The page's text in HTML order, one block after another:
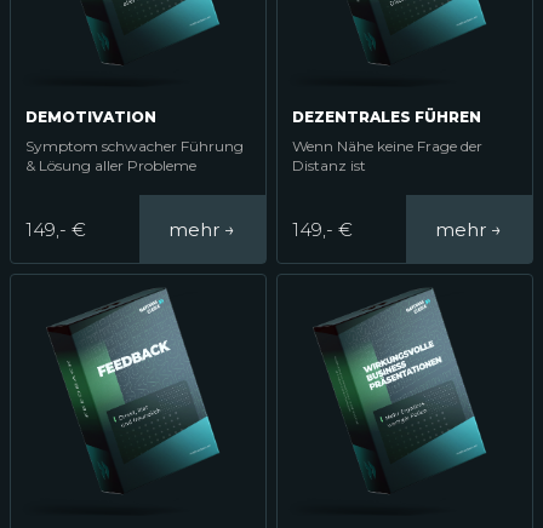
DEMOTIVATION
Symptom schwacher Führung
& Lösung aller Probleme
149,- €
DEZENTRALES FÜHREN
Wenn Nähe keine Frage der
Distanz ist
149,- €